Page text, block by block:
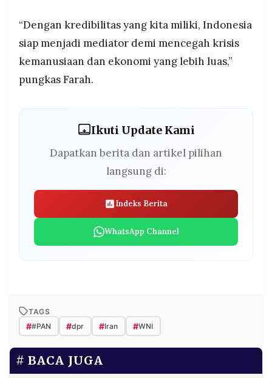
“Dengan kredibilitas yang kita miliki, Indonesia
siap menjadi mediator demi mencegah krisis
kemanusiaan dan ekonomi yang lebih luas,”
pungkas Farah.
Ikuti Update Kami
Dapatkan berita dan artikel pilihan
langsung di:
Indeks Berita
WhatsApp Channel
TAGS
##PAN #dpr #Iran #WNI
BACA JUGA